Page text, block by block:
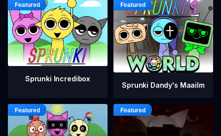
Sprunki Incredibox
Sprunki Dandy's Maailm